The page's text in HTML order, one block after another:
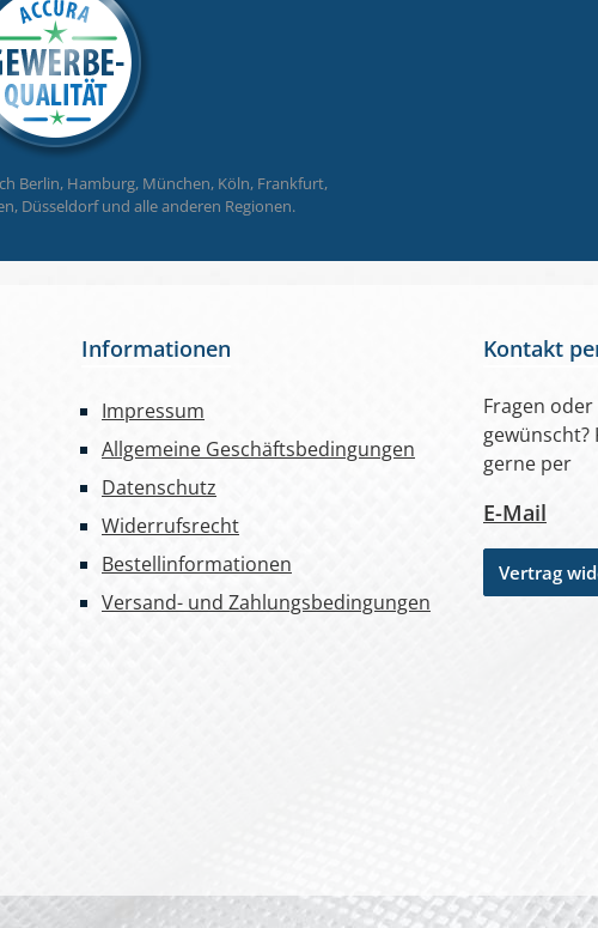
Berlin, Hamburg, München, Köln, Frankfurt,
Düsseldorf und alle anderen Regionen.
Informationen
Impressum
Allgemeine Geschäftsbedingungen
Datenschutz
Widerrufsrecht
Bestellinformationen
Versand- und Zahlungsbedingungen
Kontakt
Fragen
gewünscht?
gerne per
E-Mail
Vertrag